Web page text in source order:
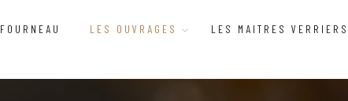
FOURNEAU LES OUVRAGES LES MAITRES VERRIERS